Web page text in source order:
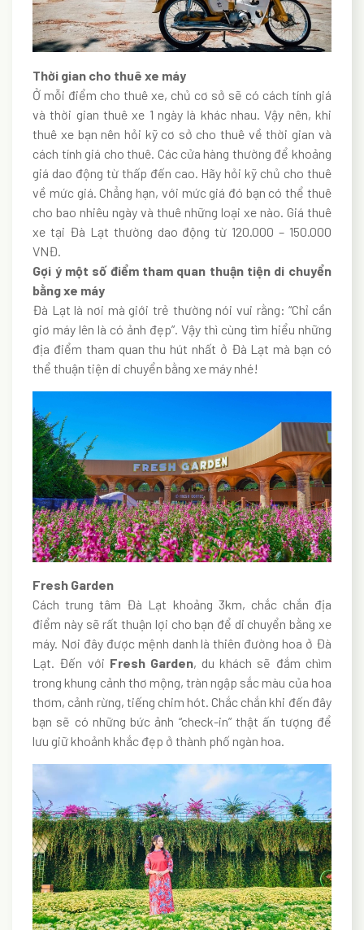
Thời gian cho thuê xe máy
Ở mỗi điểm cho thuê xe, chủ cơ sở sẽ có cách tính giá
và thời gian thuê xe 1 ngày là khác nhau. Vậy nên, khi
thuê xe bạn nên hỏi kỹ cơ sở cho thuê về thời gian và
cách tính giá cho thuê. Các cửa hàng thường để khoảng
giá dao động từ thấp đến cao. Hãy hỏi kỹ chủ cho thuê
về mức giá. Chẳng hạn, với mức giá đó bạn có thể thuê
cho bao nhiêu ngày và thuê những loại xe nào. Giá thuê
xe tại Đà Lạt thường dao động từ 120.000 – 150.000
VNĐ.
Gợi ý một số điểm tham quan thuận tiện di chuyển
bằng xe máy
Đà Lạt là nơi mà giới trẻ thường nói vui rằng: “Chỉ cần
giơ máy lên là có ảnh đẹp”. Vậy thì cùng tìm hiểu những
địa điểm tham quan thu hút nhất ở Đà Lạt mà bạn có
thể thuận tiện di chuyển bằng xe máy nhé!
Fresh Garden
Cách trung tâm Đà Lạt khoảng 3km, chắc chắn địa
điểm này sẽ rất thuận lợi cho bạn để di chuyển bằng xe
máy. Nơi đây được mệnh danh là thiên đường hoa ở Đà
Lạt. Đến với Fresh Garden, du khách sẽ đắm chìm
trong khung cảnh thơ mộng, tràn ngập sắc màu của hoa
thơm, cảnh rừng, tiếng chim hót. Chắc chắn khi đến đây
bạn sẽ có những bức ảnh “check-in” thật ấn tượng để
lưu giữ khoảnh khắc đẹp ở thành phố ngàn hoa.